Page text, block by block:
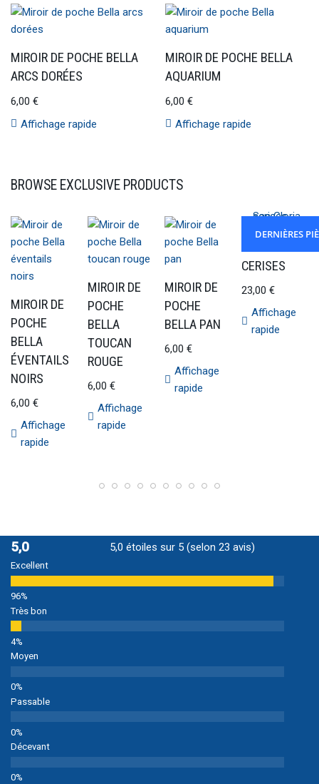
MIROIR DE POCHE BELLA
ARCS DORÉES
6,00 €
Affichage rapide
MIROIR DE POCHE BELLA
AQUARIUM
6,00€
Affichage rapide
BROWSE EXCLUSIVE PRODUCTS
MIROIR DE
POCHE
BELLA
ÉVENTAILS
NOIRS
6,00 €
Affichage
rapide
MIROIR DE
POCHE
BELLA
TOUCAN
ROUGE
6,00€
Affichage
rapide
MIROIR DE
POCHE
BELLA PAN
6,00€
Affichage
rapide
DERNIÈRES
CERISES
23,00€
Affichage
rapide
5,0 5,0 étoiles sur 5 (selon 23 avis)
Excellent
Très bon
Moyen
Passable
Décevant